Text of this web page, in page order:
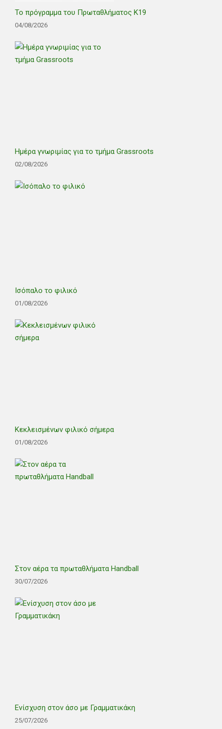
Το πρόγραμμα του Πρωταθλήματος Κ19
04/08/2026
Ημέρα γνωριμίας για το τμήμα Grassroots
02/08/2026
Ισόπαλο το φιλικό
01/08/2026
Κεκλεισμένων φιλικό σήμερα
01/08/2026
Στον αέρα τα πρωταθλήματα Handball
30/07/2026
Ενίσχυση στον άσο με Γραμματικάκη
25/07/2026